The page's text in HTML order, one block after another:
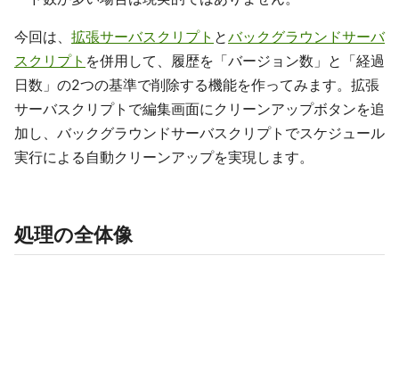
今回は、 拡張サーバスクリプト とバックグラウンドサーバ
スクリプト を併用して、履歴を「バージョン数」と「経過
日数」の2つの基準で削除する機能を作ってみます。拡張
サーバスクリプトで編集画面にクリーンアップボタンを追
加し、バックグラウンドサーバスクリプトでスケジュール
実行による自動クリーンアップを実現します。
処理の全体像